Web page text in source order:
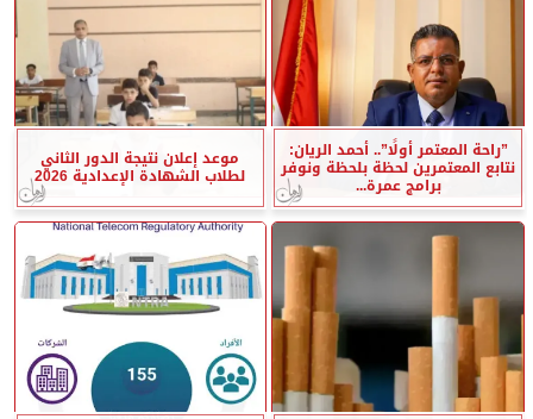
”راحة المعتمر أولًا”.. أحمد الريان:
نتابع المعتمرين لحظة بلحظة ونوفر
برامج عمرة...
موعد إعلان نتيجة الدور الثاني
لطلاب الشهادة الإعدادية 2026